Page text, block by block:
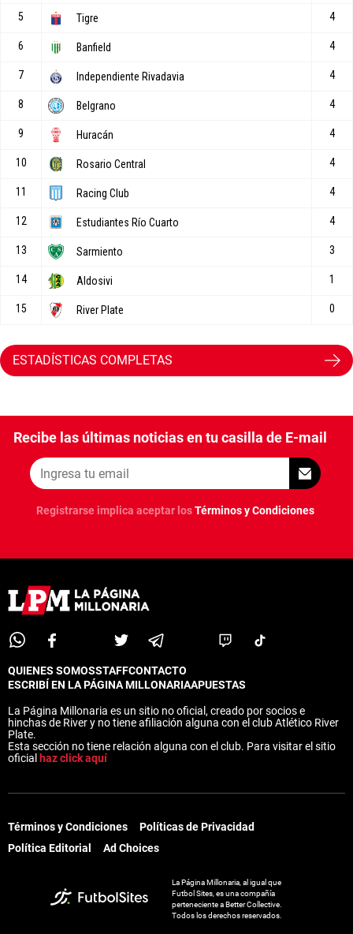
ESTADÍSTICAS COMPLETAS
Recibe las últimas noticias en tu casilla de E-mail
Registrarse implica aceptar losTérminos y Condiciones
QUIENES SOMOSSTAFFCONTACTO
ESCRIBÍ EN LA PÁGINA MILLONARIAAPUESTAS
La Página Millonaria es un sitio no oficial, creado por socios e
hinchas de River y no tiene afiliación alguna con el club Atlético River
Plate.
Esta sección no tiene relación alguna con el club. Para visitar el sitio
oficial haz click aquí
Términos y Condiciones
Políticas de Privacidad
Política Editorial
Ad Choices
La Página Millonaria, al igual que
Futbol Sites, es una compañía
perteneciente a Better Collective.
Todos los derechos reservados.